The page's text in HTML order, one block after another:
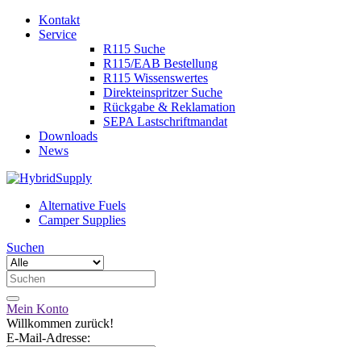
Kontakt
Service
R115 Suche
R115/EAB Bestellung
R115 Wissenswertes
Direkteinspritzer Suche
Rückgabe & Reklamation
SEPA Lastschriftmandat
Downloads
News
Alternative Fuels
Camper Supplies
Suchen
Mein Konto
Willkommen zurück!
E-Mail-Adresse: